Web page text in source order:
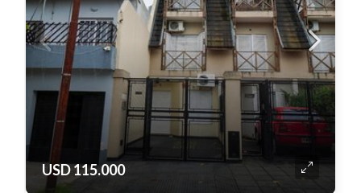
USD 115.000